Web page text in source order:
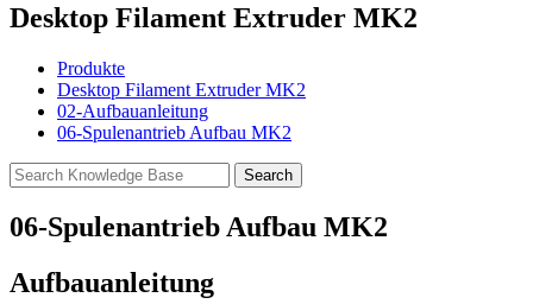
Desktop Filament Extruder MK2
Produkte
Desktop Filament Extruder MK2
02-Aufbauanleitung
06-Spulenantrieb Aufbau MK2
06-Spulenantrieb Aufbau MK2
Aufbauanleitung